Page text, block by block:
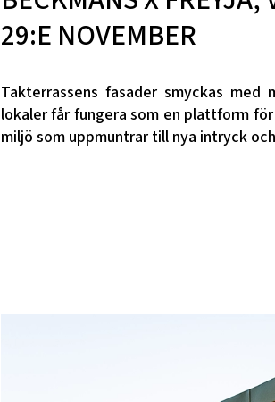
29:E NOVEMBER
Takterrassens fasader smyckas
lokaler får fungera som en plattform
miljö som uppmuntrar till nya intryck